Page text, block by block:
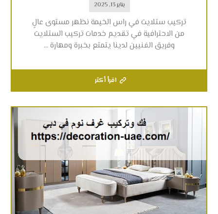
يناير 13, 2025
تركيب ستلايت في راس الخيمة نظهر مستوى عالٍ
من الاحترافية في تقديم خدمات تركيب الستلايت
وفريق الفنيين لدينا يتمتع بخبرة ومهارة ...
اقرأ أكثر